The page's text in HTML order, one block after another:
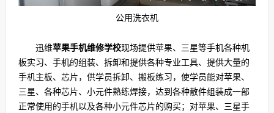
公用洗衣机
迅维苹果手机维修学校现场提供苹果、三星等手机各种机
板实习、手机的组装、拆卸和提供各种专业工具、提供大量的
手机主板、芯片，供学员拆卸、搬板练习，使学员能对苹果、
三星、各种芯片、小元件熟练焊接，达到各种散件组装成一部
正常使用的手机以及各种小元件芯片的购买；对苹果、三星手